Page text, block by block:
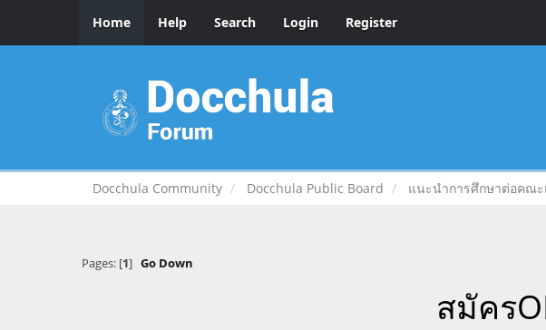
Home Help Search Login Register
Docchula Community Docchula Public Board แนะนำการศึกษาต่อคณ
Pages: [1] Go Down
สมัคร